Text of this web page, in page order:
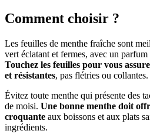
Comment choisir ?
Les feuilles de menthe fraîche sont
vert éclatant et fermes, avec un
Touchez les feuilles pour vous
et résistantes, pas flétries ou collantes.
Évitez toute menthe qui présente des
de moisi. Une bonne menthe doit
croquante aux boissons et aux plats
ingrédients.